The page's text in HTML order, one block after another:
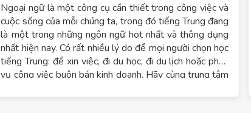
Ngoại ngữ là một công cụ cần thiết trong công việc và
cuộc sống của mỗi chúng ta, trong đó tiếng Trung đang
là một trong những ngôn ngữ hot nhất và thông dụng
nhất hiện nay. Có rất nhiều lý do để mọi người chọn học
tiếng Trung: để xin việc, đi du học, đi du lịch hoặc phục
vụ công việc buôn bán kinh doanh. Hãy cùng trung tâm
Trung trong bài viết này.